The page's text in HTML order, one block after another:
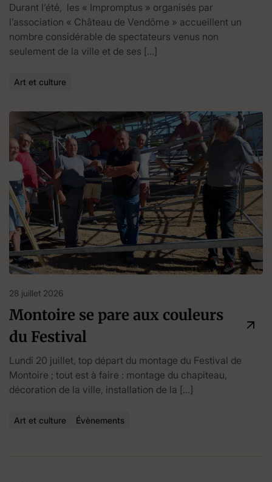
Durant l’été, les « Impromptus » organisés par
l’association « Château de Vendôme » accueillent un
nombre considérable de spectateurs venus non
seulement de la ville et de ses […]
Art et culture
28 juillet 2026
Montoire se pare aux couleurs
du Festival
Lundi 20 juillet, top départ du montage du Festival de
Montoire ; tout est à faire : montage du chapiteau,
décoration de la ville, installation de la […]
Art et culture Évènements